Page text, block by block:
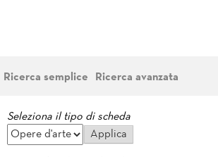
Ricerca semplice Ricerca avanzata
Seleziona il tipo di scheda